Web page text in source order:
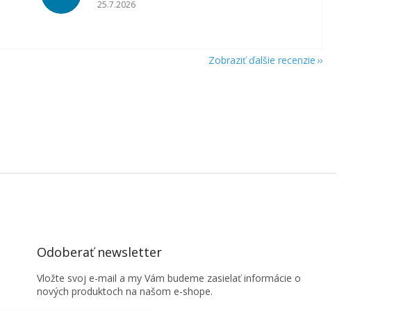
25.7.2026
Zobraziť ďalšie recenzie
Odoberať newsletter
Vložte svoj e-mail a my Vám budeme zasielať informácie o
nových produktoch na našom e-shope.